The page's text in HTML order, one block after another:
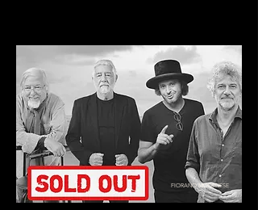
FIORANO MODENESE